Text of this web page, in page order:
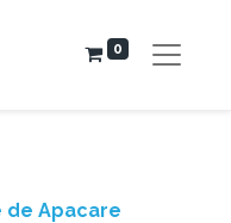
0
de Apacare